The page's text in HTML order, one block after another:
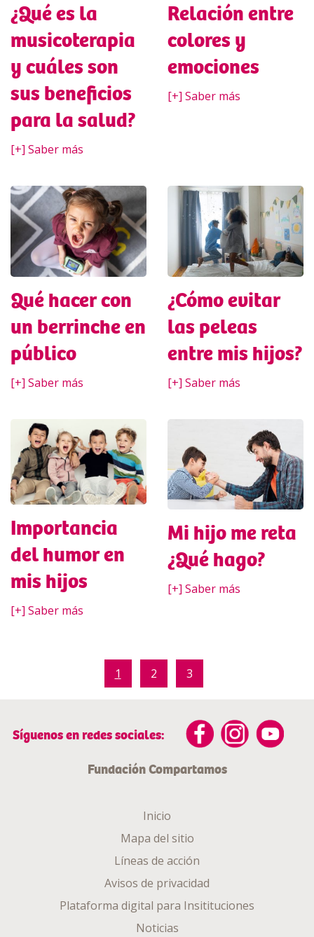
¿Qué es la
musicoterapia
y cuáles son
sus beneficios
para la salud?
[+] Saber más
Relación entre
colores y
emociones
[+] Saber más
Qué hacer con
un berrinche en
público
[+] Saber más
¿Cómo evitar
las peleas
entre mis hijos?
[+] Saber más
Importancia
del humor en
mis hijos
[+] Saber más
Mi hijo me reta
¿Qué hago?
[+] Saber más
1 2 3
Síguenos en redes sociales:
Fundación Compartamos
Inicio
Mapa del sitio
Líneas de acción
Avisos de privacidad
Plataforma digital para Insitituciones
Noticias